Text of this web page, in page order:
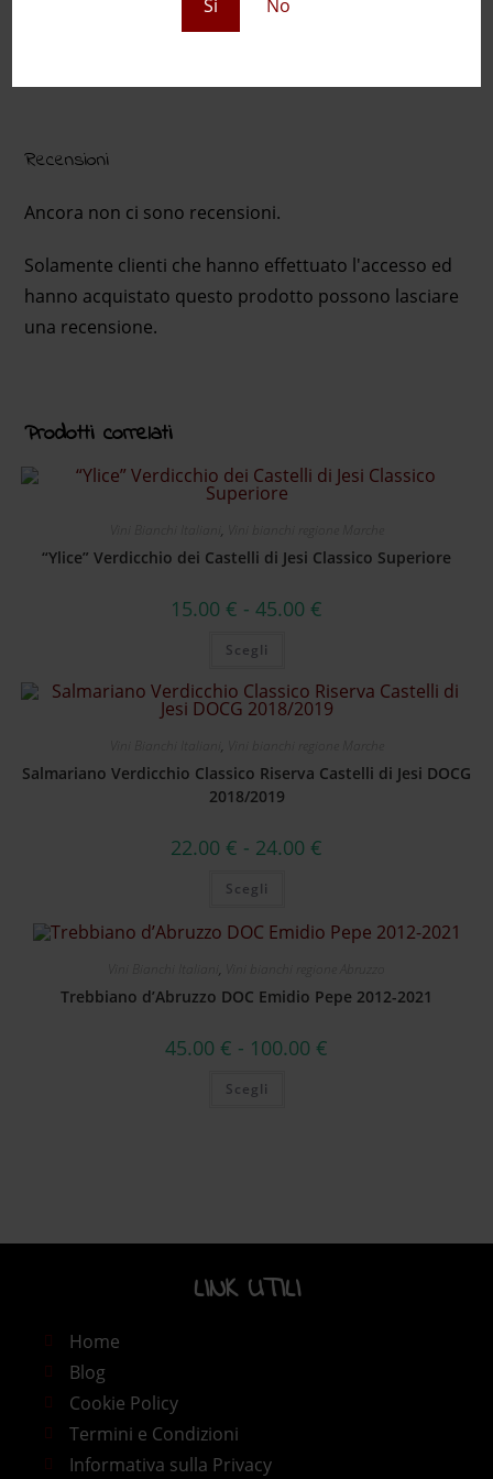
Si No
2018 Magnum, 2020, 2020 Magnum,
Recensioni
Ancora non ci sono recensioni.
Solamente clienti che hanno effettuato l'accesso ed
hanno acquistato questo prodotto possono lasciare
una recensione.
Prodotti correlati
“Ylice” Verdicchio dei Castelli di Jesi Classico Superiore
15.00 € - 45.00 €
Scegli
Salmariano Verdicchio Classico Riserva Castelli di Jesi DOCG
2018/2019
22.00 € - 24.00 €
Scegli
Trebbiano d’Abruzzo DOC Emidio Pepe 2012-2021
45.00 € - 100.00 €
Scegli
LINK UTILI​
Home
Blog
Cookie Policy
Termini e Condizioni
Informativa sulla Privacy